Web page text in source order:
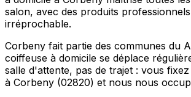
salon, avec des produits
irréprochable.
Corbeny fait partie des communes du
coiffeuse à domicile se déplace
salle d'attente, pas de trajet : vous
à Corbeny (02820) et nous nous